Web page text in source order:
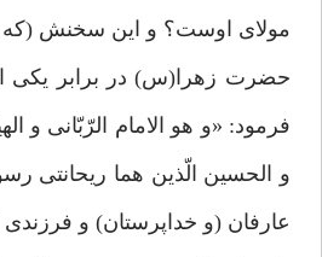
مولاى اوست؟ و اين سخنش (كه
حضرت زهرا(س) در برابر يكى
فرمود: «و هو الامام الرّبّانى و
عارفان (و خداپرستان) و